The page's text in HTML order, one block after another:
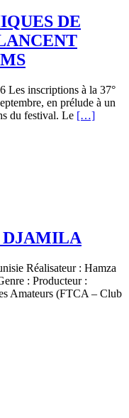
DE
Les inscriptions à la 37°
en prélude à un
du festival. Le […]
DJAMILA
Réalisateur : Hamza
: Producteur :
Amateurs (FTCA – Club